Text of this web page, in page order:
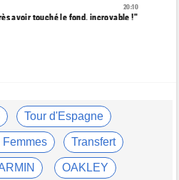
20:10
avoir touché le fond, incroyable !"
de France hommes..."
pour réaliser vos rêves... "
Tour d'Espagne
Femmes Transfert
OAKLEY